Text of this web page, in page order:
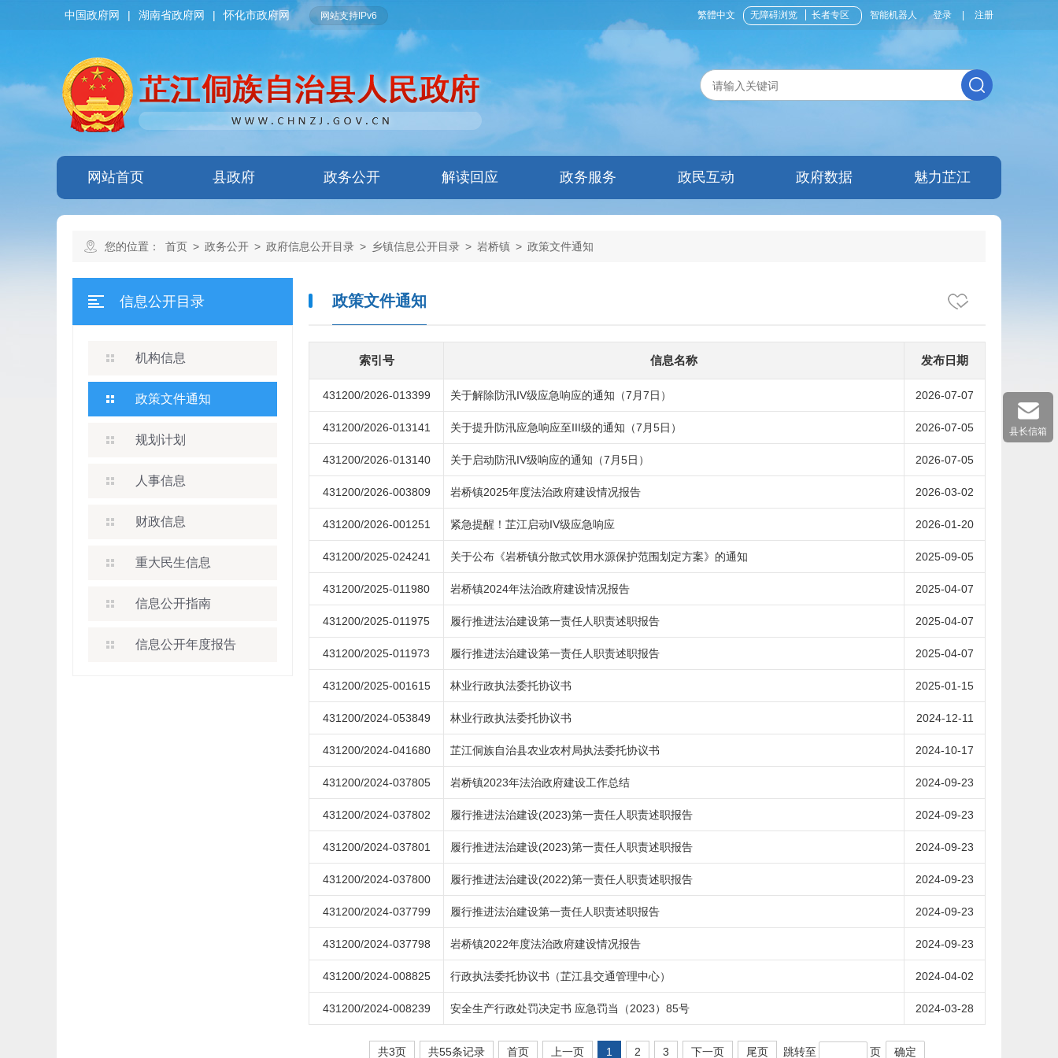
繁體中文 无障碍浏览 长者专区 智能机器人 登录 注册
中国政府网 | 湖南省政府网 | 怀化市政府网 网站支持IPv6
网站首页 县政府 政务公开 解读回应 政务服务 政民互动 政府数据 魅力芷江
您的位置： 首页 > 政务公开 > 政府信息公开目录 > 乡镇信息公开目录 > 岩桥镇 > 政策文件通知
信息公开目录
机构信息
政策文件通知
规划计划
人事信息
财政信息
重大民生信息
信息公开指南
信息公开年度报告
政策文件通知
索引号 信息名称 发布日期
431200/2026-013399 关于解除防汛IV级应急响应的通知（7月7日） 2026-07-07
431200/2026-013141 关于提升防汛应急响应至III级的通知（7月5日） 2026-07-05
431200/2026-013140 关于启动防汛IV级响应的通知（7月5日） 2026-07-05
431200/2026-003809 岩桥镇2025年度法治政府建设情况报告 2026-03-02
431200/2026-001251 紧急提醒！芷江启动IV级应急响应 2026-01-20
431200/2025-024241 关于公布《岩桥镇分散式饮用水源保护范围划定方案》的通知 2025-09-05
431200/2025-011980 岩桥镇2024年法治政府建设情况报告 2025-04-07
431200/2025-011975 履行推进法治建设第一责任人职责述职报告 2025-04-07
431200/2025-011973 履行推进法治建设第一责任人职责述职报告 2025-04-07
431200/2025-001615 林业行政执法委托协议书 2025-01-15
431200/2024-053849 林业行政执法委托协议书 2024-12-11
431200/2024-041680 芷江侗族自治县农业农村局执法委托协议书 2024-10-17
431200/2024-037805 岩桥镇2023年法治政府建设工作总结 2024-09-23
431200/2024-037802 履行推进法治建设(2023)第一责任人职责述职报告 2024-09-23
431200/2024-037801 履行推进法治建设(2023)第一责任人职责述职报告 2024-09-23
431200/2024-037800 履行推进法治建设(2022)第一责任人职责述职报告 2024-09-23
431200/2024-037799 履行推进法治建设第一责任人职责述职报告 2024-09-23
431200/2024-037798 岩桥镇2022年度法治政府建设情况报告 2024-09-23
431200/2024-008825 行政执法委托协议书（芷江县交通管理中心） 2024-04-02
431200/2024-008239 安全生产行政处罚决定书 应急罚当（2023）85号 2024-03-28
共3页 共55条记录 首页 上一页 1 2 3 下一页 尾页 跳转至 页 确定
县长信箱